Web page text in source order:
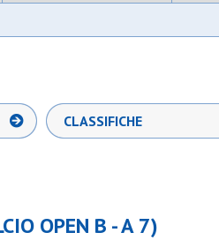
CLASSIFICHE
OPEN B - A 7)